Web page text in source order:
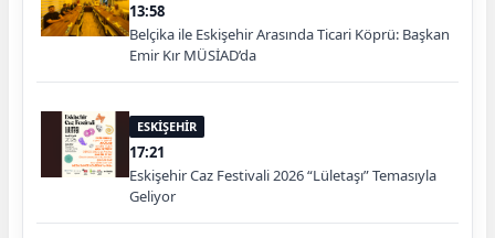
13:58
Belçika ile Eskişehir Arasında Ticari Köprü: Başkan
Emir Kır MÜSİAD’da
ESKİŞEHİR
17:21
Eskişehir Caz Festivali 2026 “Lületaşı” Temasıyla
Geliyor